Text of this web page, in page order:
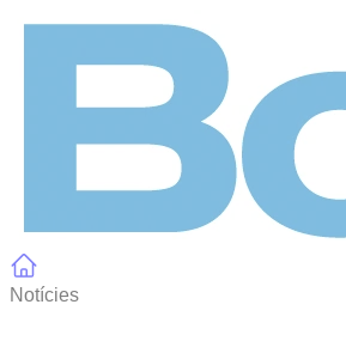
Notícies